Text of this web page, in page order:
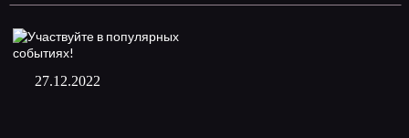
27.12.2022